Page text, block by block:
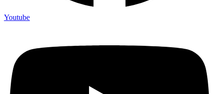
Youtube